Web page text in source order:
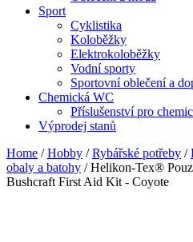
Sport
Cyklistika
Koloběžky
Elektrokoloběžky
Vodní sporty
Sportovní oblečení a
Chemická WC
Příslušenství pro
Výprodej stanů
Home /Hobby /Rybářské potřeby /
obaly a batohy / Helikon-Tex®
Bushcraft First Aid Kit - Coyote